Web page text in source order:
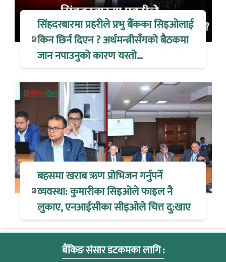
सिंहदरबारमा प्रहरीले प्रभु बैंकका सिइओलाई
किन छिर्न दिएन ? अर्थमन्त्रीसँगको बैठकमा
जान नपाउनुको कारण यस्तो…
बहसमा खराब ऋण प्रोभिजन गर्नुपर्ने
व्यवस्था: कुमारीका सिइओले फाइल नै
लुकाए, एनआईसीका सीइओले चित्त दु:खाए
बैंकिङ संसार डटकमका लागि :